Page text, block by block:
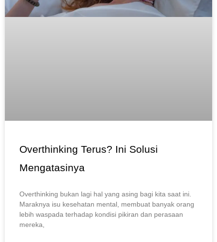
Overthinking Terus? Ini Solusi
Mengatasinya
Overthinking bukan lagi hal yang asing bagi kita saat ini.
Maraknya isu kesehatan mental, membuat banyak orang
lebih waspada terhadap kondisi pikiran dan perasaan
mereka,